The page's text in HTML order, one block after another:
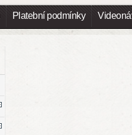
Platební podmínky